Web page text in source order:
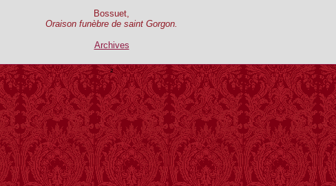
Bossuet,
Oraison funèbre de saint Gorgon.
Archives
²